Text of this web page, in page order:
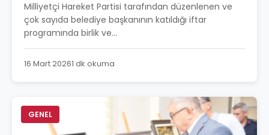
Milliyetçi Hareket Partisi tarafından düzenlenen ve
çok sayıda belediye başkanının katıldığı iftar
programında birlik ve...
16 Mart 20261 dk okuma
GENEL